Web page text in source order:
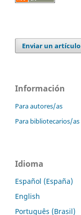
Enviar un artículo
Información
Para autores/as
Para bibliotecarios/as
Idioma
Español (España)
English
Português (Brasil)